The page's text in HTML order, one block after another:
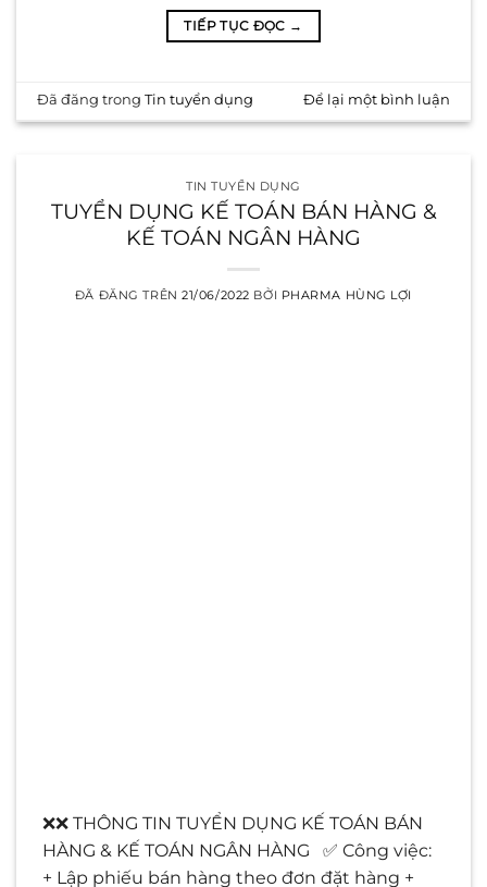
TIẾP TỤC ĐỌC →
Đã đăng trongTin tuyển dụng Để lại một bình luận
TIN TUYỂN DỤNG
TUYỂN DỤNG KẾ TOÁN BÁN HÀNG &
KẾ TOÁN NGÂN HÀNG
ĐÃ ĐĂNG TRÊN21/06/2022 BỞI PHARMA HÙNG LỢI
❌❌ THÔNG TIN TUYỂN DỤNG KẾ TOÁN BÁN
HÀNG & KẾ TOÁN NGÂN HÀNG ✅ Công việc:
+ Lập phiếu bán hàng theo đơn đặt hàng +